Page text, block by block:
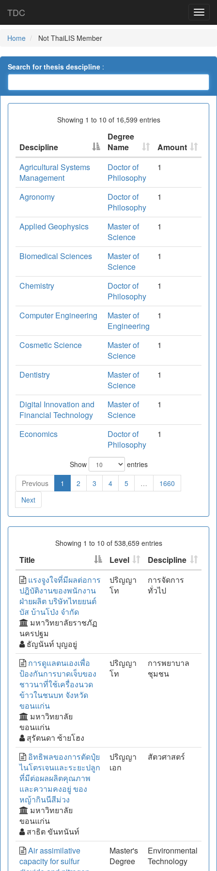
TDC
Home Not ThaiLIS Member
Search for thesis descipline :
Showing 1 to 10 of 16,599 entries
Descipline
Degree
Name
Amount
Agricultural Systems
Management
Doctor of
Philosophy
1
Agronomy
Doctor of
Philosophy
1
Applied Geophysics
Master of
Science
1
Biomedical Sciences
Master of
Science
1
Chemistry
Doctor of
Philosophy
1
Computer Engineering
Master of
Engineering
1
Cosmetic Science
Master of
Science
1
Dentistry
Master of
Science
1
Digital Innovation and
Financial Technology
Master of
Science
1
Economics
Doctor of
Philosophy
1
Show
entries
Previous
1 2 3 4 5 …
1660
Next
Showing 1 to 10 of 538,659 entries
Title Level
Descipline
แรงจูงใจที่มีผลต่อการ
ปฎิบัติงานของพนักงาน
ฝ่ายผลิต บริษัทไทยยนต์
บัส บ้านโป่ง จำกัด
มหาวิทยาลัยราชภัฏ
นครปฐม
ธัญนันท์ บุญอยู่
ปริญญา
โท
การจัดการ
ทั่วไป
การดูแลตนเองเพื่อ
ป้องกันการบาดเจ็บของ
ชาวนาที่ใช้เครื่องนวด
ข้าวในชนบท จังหวัด
ขอนแก่น
มหาวิทยาลัย
ขอนแก่น
สุรัตนดา ซ้ายโฮง
ปริญญา
โท
การพยาบาล
ชุมชน
อิทธิพลของการตัดปุ๋ย
ไนโตรเจนและระยะปลูก
ที่มีต่อผลผลิตคุณภาพ
และความคงอยู่ ของ
หญ้ากินนีสีม่วง
มหาวิทยาลัย
ขอนแก่น
สาธิต ขันทนันท์
ปริญญา
เอก
สัตวศาสตร์
Air assimilative
capacity for sulfur
Master's
Degree
Environmental
Technology